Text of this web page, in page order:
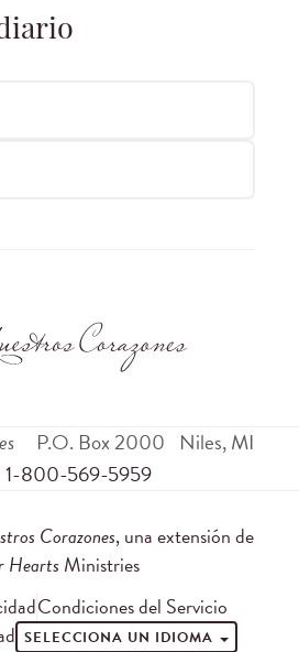
P.O. Box 2000 Niles,MI
1-800-569-5959
Corazones, una extensión de
Hearts Ministries
Condiciones del Servicio
SELECCIONA UN IDIOMA